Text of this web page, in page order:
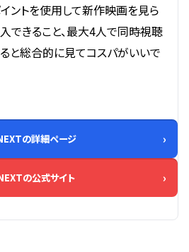
ントを使用して新作映画を見ら
できること、最大4人で同時視聴
と総合的に見てコスパがいいで
の詳細ページ
の公式サイト